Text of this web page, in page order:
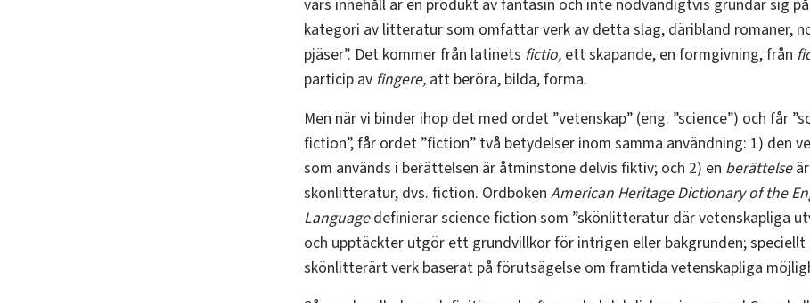
vars innehåll är en produkt av fantasin och inte nödvändigtvis grundar sig
kategori av litteratur som omfattar verk av detta slag, däribland romaner,
pjäser”. Det kommer från latinets fictio, ett skapande, en formgivning, från
particip av fingere, att beröra, bilda, forma.
Men när vi binder ihop det med ordet ”vetenskap” (eng. ”science”) och får
fiction”, får ordet ”fiction” två betydelser inom samma användning: 1) den
som används i berättelsen är åtminstone delvis fiktiv; och 2) en berättelseär
skönlitteratur, dvs. fiction. OrdbokenAmerican Heritage Dictionary of the
Languagedefinierar science fiction som ”skönlitteratur där vetenskapliga
och upptäckter utgör ett grundvillkor för intrigen eller bakgrunden;
skönlitterärt verk baserat på förutsägelse om framtida vetenskapliga